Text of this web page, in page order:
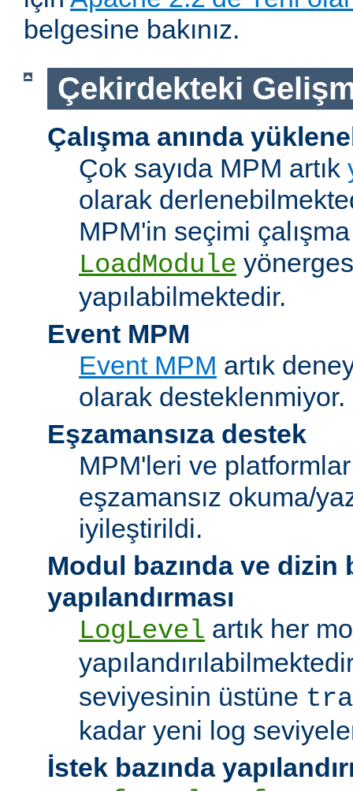
belgesine bakınız.
Çekirdekteki
Çalışma anında
Çok sayıda MPM artık
olarak
MPM'in seçimi
LoadModule
yapılabilmektedir.
Event MPM
Event MPM artık
olarak desteklenmiyor.
Eşzamansıza destek
MPM'leri ve
eşzamansız okuma/
iyileştirildi.
Modul bazında ve dizin
yapılandırması
LogLevel artık her
seviyesinin üstüne
kadar yeni log
İstek bazında